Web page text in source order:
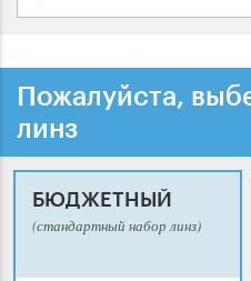
Пожалуйста,
линз
БЮДЖЕТНЫЙ
(стандартный набор линз)